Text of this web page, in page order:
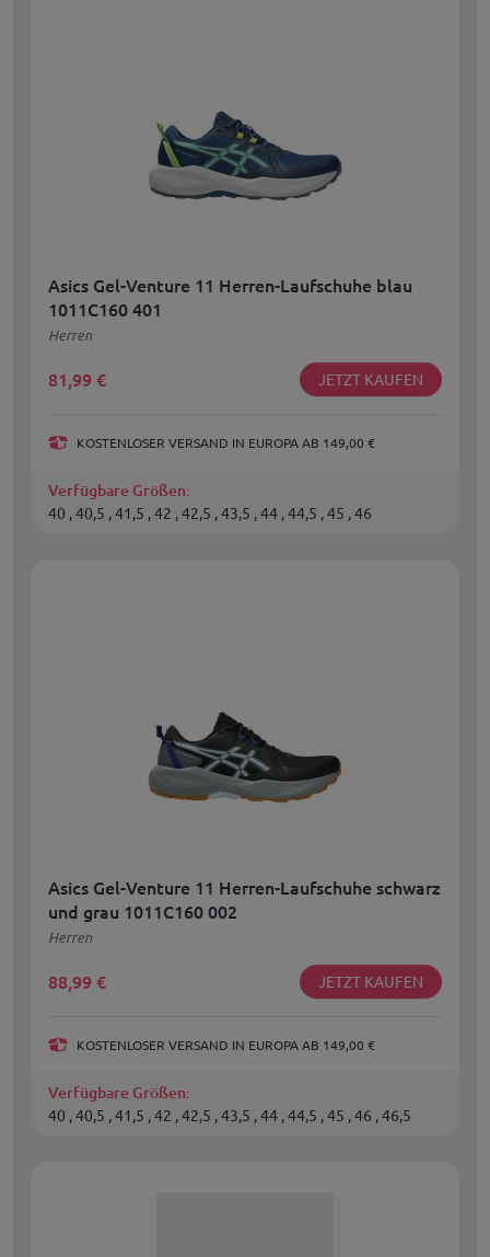
Asics Gel-Venture 11 Herren-Laufschuhe blau
1011C160 401
Herren
81,99 € JETZT KAUFEN
KOSTENLOSER VERSAND IN EUROPA AB 149,00 €
Verfügbare Größen:
40 , 40,5 , 41,5 , 42 , 42,5 , 43,5 , 44 , 44,5 , 45 , 46
Asics Gel-Venture 11 Herren-Laufschuhe schwarz
und grau 1011C160 002
Herren
88,99 € JETZT KAUFEN
KOSTENLOSER VERSAND IN EUROPA AB 149,00 €
Verfügbare Größen:
40 , 40,5 , 41,5 , 42 , 42,5 , 43,5 , 44 , 44,5 , 45 , 46 , 46,5